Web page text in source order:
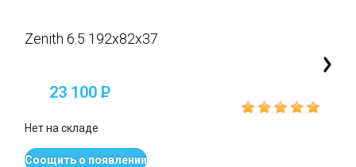
Zenith 6.5 192x82x37
23 100 P
Нет на складе
Соощить о появлении